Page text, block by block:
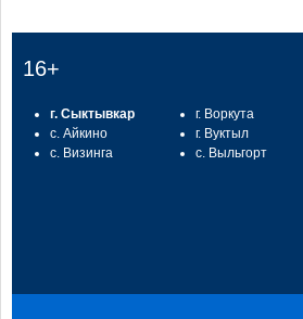
16+
г. Сыктывкар
с. Айкино
с. Визинга
г. Воркута
г. Вуктыл
с. Выльгорт